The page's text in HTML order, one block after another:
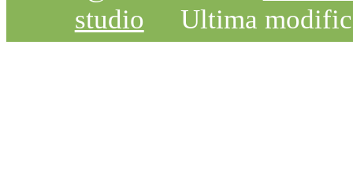
studio
Ultima